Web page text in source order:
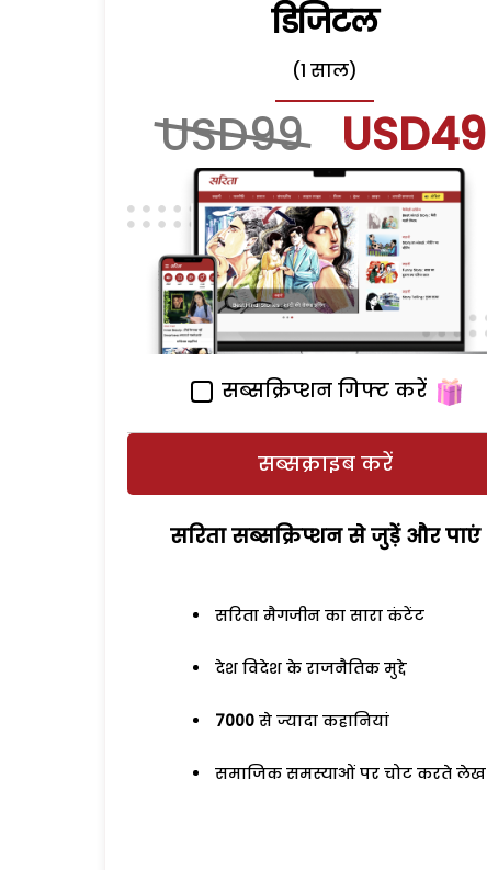
डिजिटल
(1 साल)
USD99 USD49
सब्सक्रिप्शन गिफ्ट करें
सब्सक्राइब करें
सरिता सब्सक्रिप्शन से जुड़ेें और पाएं
सरिता मैगजीन का सारा कंटेंट
देश विदेश के राजनैतिक मुद्दे
7000 से ज्यादा कहानियां
समाजिक समस्याओं पर चोट करते लेख